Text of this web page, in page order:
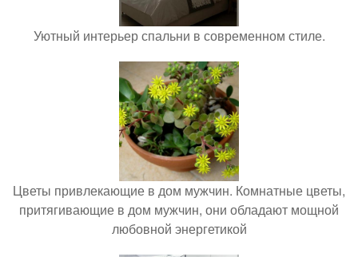
Уютный интерьер спальни в современном стиле.
Цветы привлекающие в дом мужчин. Комнатные цветы,
притягивающие в дом мужчин, они обладают мощной
любовной энергетикой